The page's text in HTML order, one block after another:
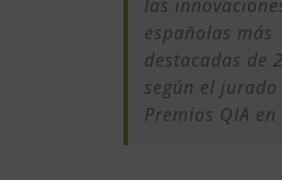
las
españolas más
destacadas de
según el jurado
Premios QIA en